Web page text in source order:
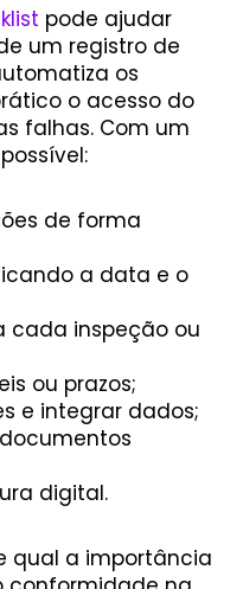
pode ajudar
um registro de
os
o acesso do
falhas. Com um
de forma
a data e o
cada inspeção ou
ou prazos;
e integrar dados;
digital.
qual a importância